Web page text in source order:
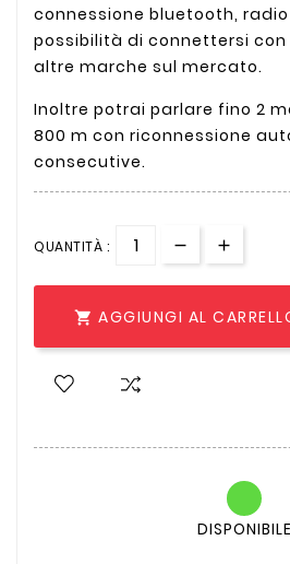
connessione bluetooth,
possibilità di connettersi
altre marche sul mercato.
Inoltre potrai parlare fino 2
800 m con riconnessione
consecutive.
QUANTITÀ :
 AGGIUNGI AL
DISPONIBILE